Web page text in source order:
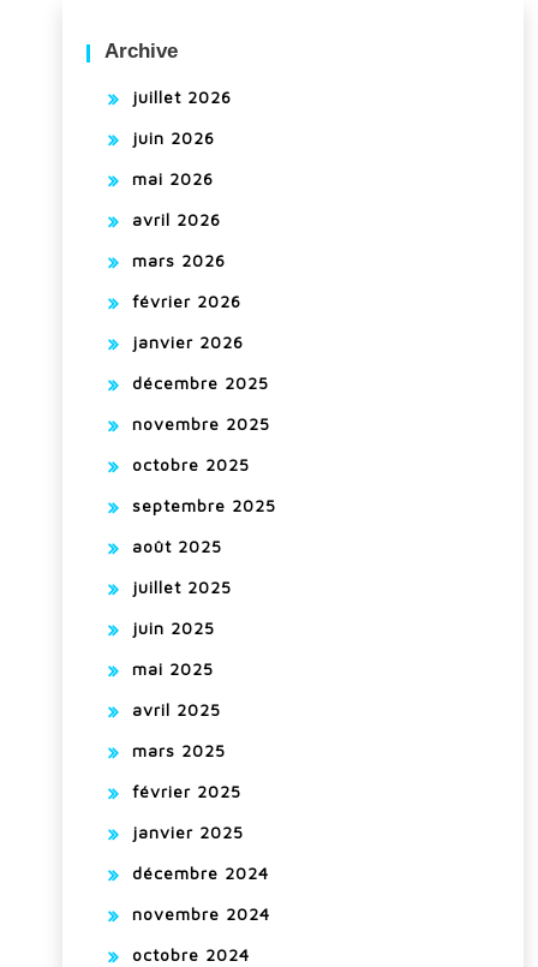
Archive
juillet 2026
juin 2026
mai 2026
avril 2026
mars 2026
février 2026
janvier 2026
décembre 2025
novembre 2025
octobre 2025
septembre 2025
août 2025
juillet 2025
juin 2025
mai 2025
avril 2025
mars 2025
février 2025
janvier 2025
décembre 2024
novembre 2024
octobre 2024